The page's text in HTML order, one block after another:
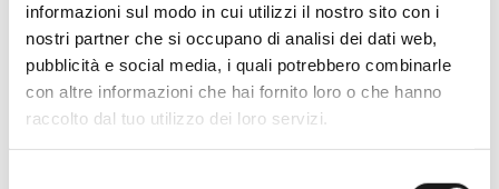
informazioni sul modo in cui utilizzi il nostro sito con i
nostri partner che si occupano di analisi dei dati web,
pubblicità e social media, i quali potrebbero combinarle
con altre informazioni che hai fornito loro o che hanno
raccolto dal tuo utilizzo dei loro servizi.